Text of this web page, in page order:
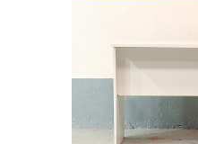
У товара
следы
удобство его